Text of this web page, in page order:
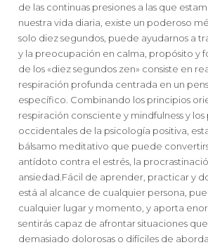
de las continuas presiones a las que
nuestra vida diaria, existe un poderoso
solo diez segundos, puede ayudarnos a
y la preocupación en calma, propósito y
de los «diez segundos zen» consiste en
respiración profunda centrada en un
específico. Combinando los principios
respiración consciente y mindfulness y los
occidentales de la psicología positiva,
bálsamo meditativo que puede
antídoto contra el estrés, la
ansiedad.Fácil de aprender, practicar y
está al alcance de cualquier persona,
cualquier lugar y momento, y aporta
sentirás capaz de afrontar situaciones
demasiado dolorosas o difíciles de